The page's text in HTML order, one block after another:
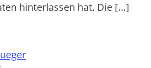
hinterlassen hat. Die […]